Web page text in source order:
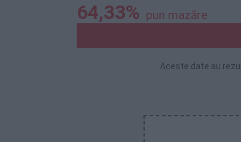
64,33% pun mazăre
Aceste date au